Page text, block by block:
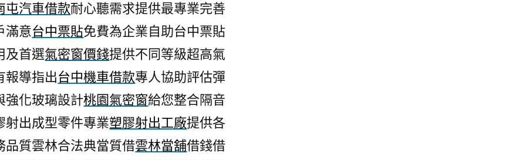
屯汽車借款耐心聽需求提供最專業完善
滿意台中票貼免費為企業自助台中票貼
及首選氣密窗價錢提供不同等級超高氣
報導指出台中機車借款專人協助評估彈
強化玻璃設計桃園氣密窗給您整合隔音
射出成型零件專業塑膠射出工廠提供各
品質雲林合法典當質借雲林當舖借錢借